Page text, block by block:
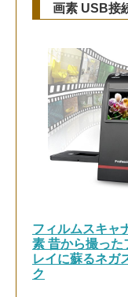
画素 USB接
フィルムスキャ
素 昔から撮った
レイに蘇るネガ
ク